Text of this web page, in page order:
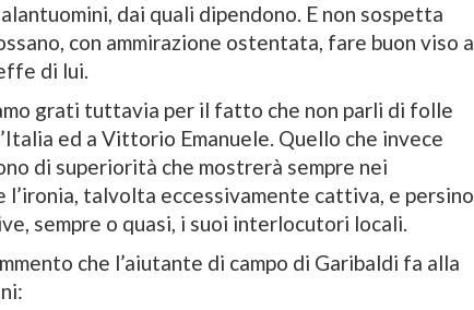
dai quali dipendono. E non sospetta
con ammirazione ostentata, fare buon viso a
di lui.
grati tuttavia per il fatto che non parli di folle
ed a Vittorio Emanuele. Quello che invece
di superiorità che mostrerà sempre nei
l’ironia, talvolta eccessivamente cattiva, e persino
sempre o quasi, i suoi interlocutori locali.
che l’aiutante di campo di Garibaldi fa alla